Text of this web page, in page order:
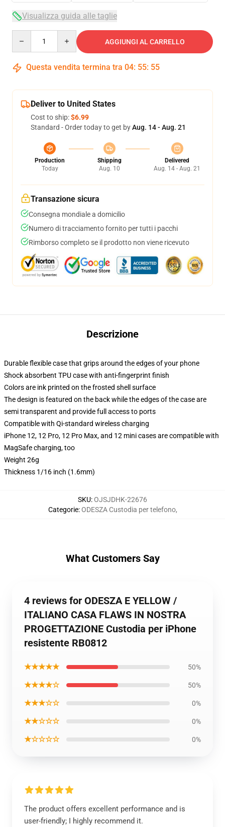
Visualizza guida alle taglie
AGGIUNGI AL CARRELLO
Questa vendita termina tra 04: 55: 54
Deliver to United States
Cost to ship:$6.99
Standard - Order today to get byAug. 14 - Aug. 21
Production
Today
Shipping
Aug. 10
Delivered
Aug. 14 - Aug. 21
Transazione sicura
Consegna mondiale a domicilio
Numero di tracciamento fornito per tutti i pacchi
Rimborso completo se il prodotto non viene ricevuto
Descrizione
Durable flexible case that grips around the edges of your phone
Shock absorbent TPU case with anti-fingerprint finish
Colors are ink printed on the frosted shell surface
The design is featured on the back while the edges of the case are
semi transparent and provide full access to ports
Compatible with Qi-standard wireless charging
iPhone 12, 12 Pro, 12 Pro Max, and 12 mini cases are compatible with
MagSafe charging, too
Weight 26g
Thickness 1/16 inch (1.6mm)
SKU:OJSJDHK-22676
Categorie:ODESZA Custodia per telefono,
What Customers Say
4 reviews for ODESZA E YELLOW /
ITALIANO CASA FLAWS IN NOSTRA
PROGETTAZIONE Custodia per iPhone
resistente RB0812
★★★★★ 50%
★★★★☆ 50%
★★★☆☆ 0%
★★☆☆☆ 0%
★☆☆☆☆ 0%
The product offers excellent performance and is
user-friendly; I highly recommend it.